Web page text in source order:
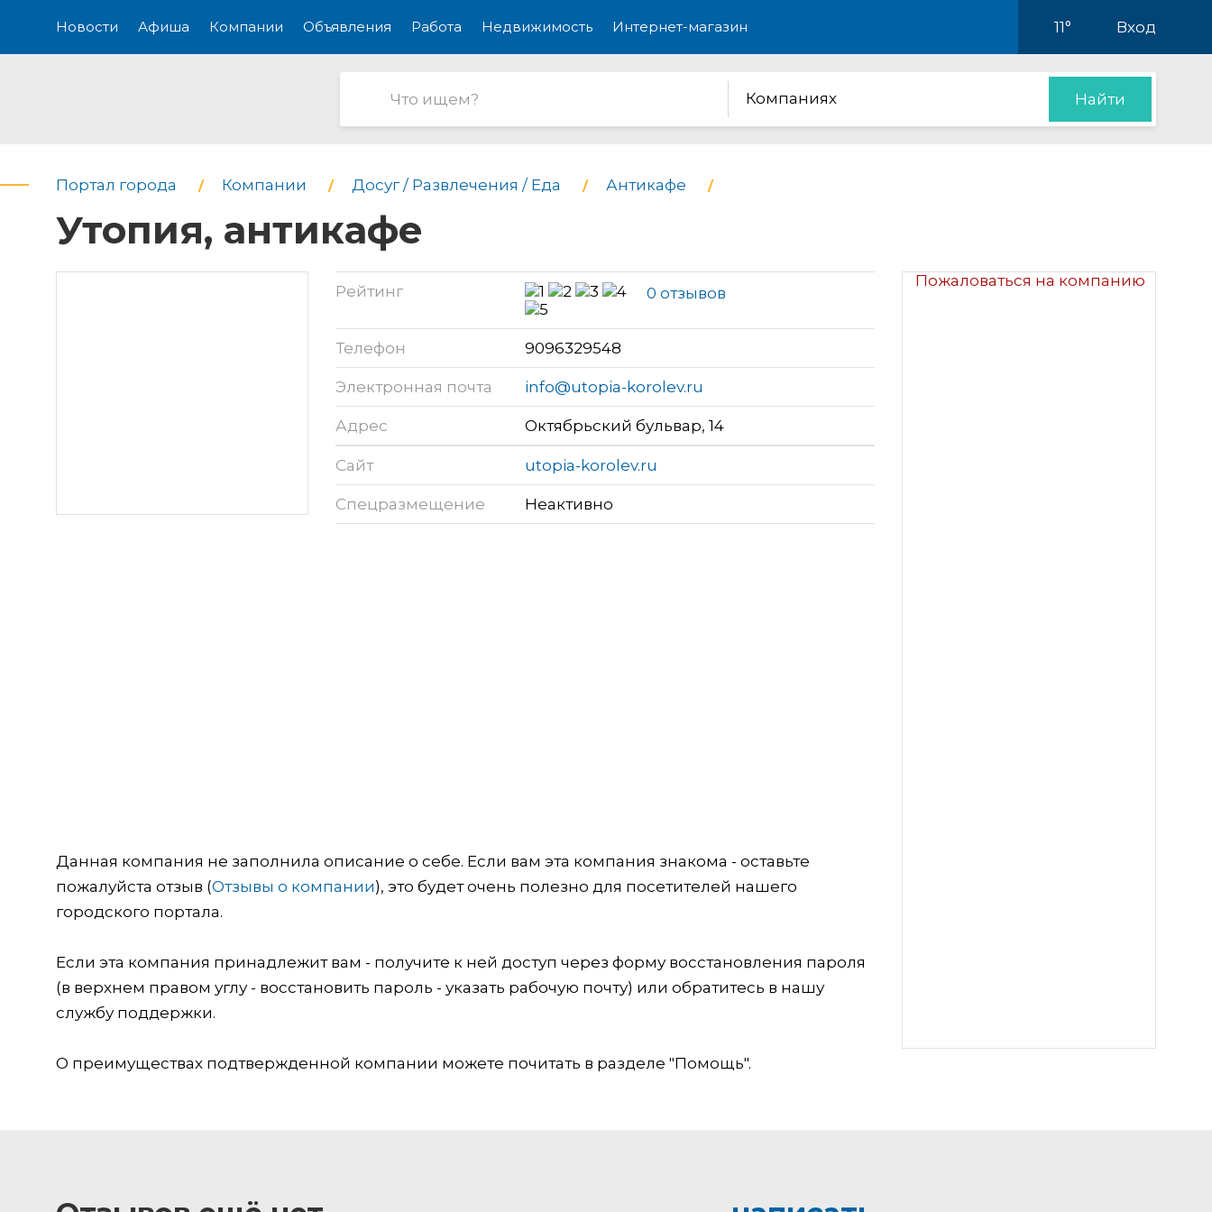
Новости Афиша Компании Объявления Работа Недвижимость Интернет-магазин 11° Вход
Компаниях Найти
Портал города Компании Досуг / Развлечения / Еда Антикафе
Утопия, антикафе
Пожаловаться на компанию
Рейтинг 0 отзывов
Телефон 9096329548
Электронная почта info@utopia-korolev.ru
Адрес Октябрьский бульвар, 14
Сайт utopia-korolev.ru
Спецразмещение Неактивно
Данная компания не заполнила описание о себе. Если вам эта компания знакома - оставьте
пожалуйста отзыв (Отзывы о компании), это будет очень полезно для посетителей нашего
городского портала.
Если эта компания принадлежит вам - получите к ней доступ через форму восстановления пароля
(в верхнем правом углу - восстановить пароль - указать рабочую почту) или обратитесь в нашу
службу поддержки.
О преимуществах подтвержденной компании можете почитать в разделе "Помощь".